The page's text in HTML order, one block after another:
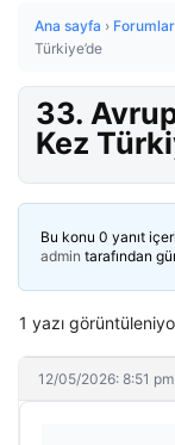
Ana sayfa › Forumlar
Türkiye’de
33.
Kez
Bu konu 0 yanıt
admin tarafından
1 yazı
12/05/2026: 8:51 pm